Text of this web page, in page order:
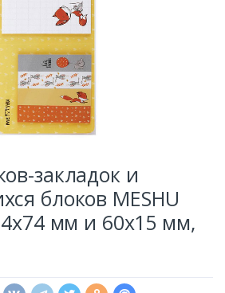
закладок и
блоков MESHU
мм и 60х15 мм,